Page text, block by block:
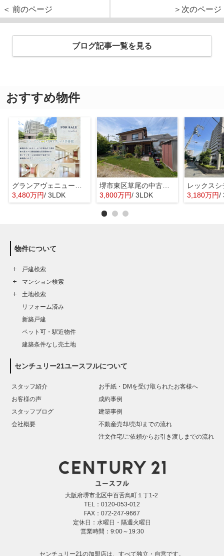
＜ 前のページ
＞次のページ
ブログ記事一覧を見る
おすすめ物件
3,480万円/ 3LDK
堺市東区草尾の中古一戸建
3,800万円/ 3LDK
レックス
3,180万円/
物件について
戸建検索
マンション検索
土地検索
リフォーム済み
新築戸建
ペット可・駅近物件
建築条件なし売土地
センチュリー21ユースフルについて
スタッフ紹介
お客様の声
スタッフブログ
会社概要
お手紙・DMを受け取られたお客様へ
成約事例
建築事例
不動産売却/売却までの流れ
注文住宅/ご依頼からお引き渡しまでの流れ
大阪府堺市北区中百舌鳥町１丁1-2
TEL：0120-053-012
FAX：072-247-9667
定休日：水曜日・隔週火曜日
営業時間：9:00～19:30
センチュリー21の加盟店は、すべて独立・自営です。